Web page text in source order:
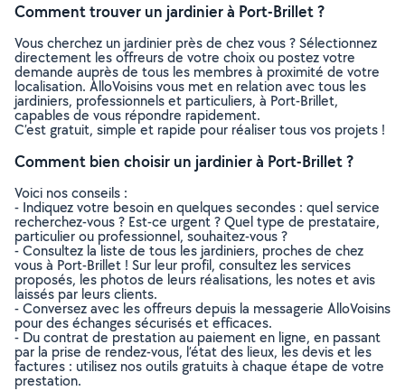
Comment trouver un jardinier à Port-Brillet ?
Vous cherchez un jardinier près de chez vous ? Sélectionnez
directement les offreurs de votre choix ou postez votre
demande auprès de tous les membres à proximité de votre
localisation. AlloVoisins vous met en relation avec tous les
jardiniers, professionnels et particuliers, à Port-Brillet,
capables de vous répondre rapidement.
C’est gratuit, simple et rapide pour réaliser tous vos projets !
Comment bien choisir un jardinier à Port-Brillet ?
Voici nos conseils :
- Indiquez votre besoin en quelques secondes : quel service
recherchez-vous ? Est-ce urgent ? Quel type de prestataire,
particulier ou professionnel, souhaitez-vous ?
- Consultez la liste de tous les jardiniers, proches de chez
vous à Port-Brillet ! Sur leur profil, consultez les services
proposés, les photos de leurs réalisations, les notes et avis
laissés par leurs clients.
- Conversez avec les offreurs depuis la messagerie AlloVoisins
pour des échanges sécurisés et efficaces.
- Du contrat de prestation au paiement en ligne, en passant
par la prise de rendez-vous, l’état des lieux, les devis et les
factures : utilisez nos outils gratuits à chaque étape de votre
prestation.